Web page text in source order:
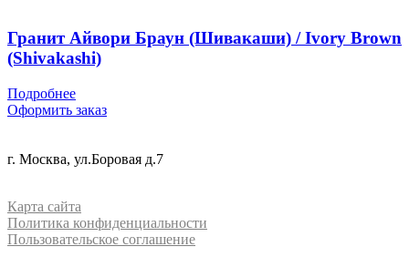
Гранит Айвори Браун (Шивакаши) / Ivory Brown
(Shivakashi)
Подробнее
Оформить заказ
г. Москва, ул.Боровая д.7
Карта сайта
Политика конфиденциальности
Пользовательское соглашение